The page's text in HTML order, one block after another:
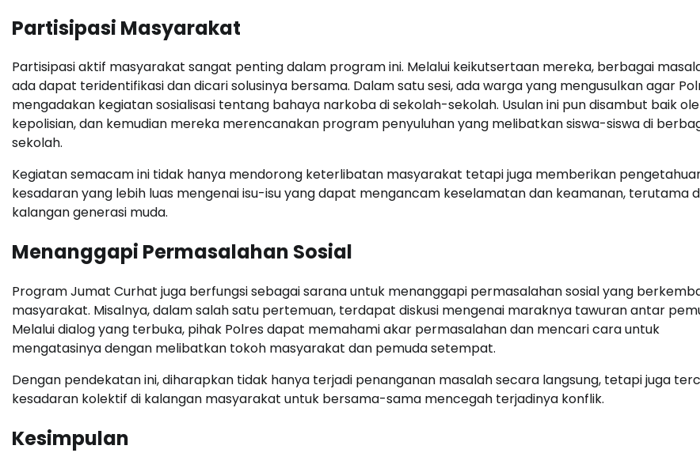
Partisipasi Masyarakat
Partisipasi aktif masyarakat sangat penting dalam program ini. Melalui keikutsertaan mereka, berbagai
ada dapat teridentifikasi dan dicari solusinya bersama. Dalam satu sesi, ada warga yang mengusulkan agar
mengadakan kegiatan sosialisasi tentang bahaya narkoba di sekolah-sekolah. Usulan ini pun disambut baik
kepolisian, dan kemudian mereka merencanakan program penyuluhan yang melibatkan siswa-siswa di
sekolah.
Kegiatan semacam ini tidak hanya mendorong keterlibatan masyarakat tetapi juga memberikan
kesadaran yang lebih luas mengenai isu-isu yang dapat mengancam keselamatan dan keamanan, terutama
kalangan generasi muda.
Menanggapi Permasalahan Sosial
Program Jumat Curhat juga berfungsi sebagai sarana untuk menanggapi permasalahan sosial yang
masyarakat. Misalnya, dalam salah satu pertemuan, terdapat diskusi mengenai maraknya tawuran antar
Melalui dialog yang terbuka, pihak Polres dapat memahami akar permasalahan dan mencari cara untuk
mengatasinya dengan melibatkan tokoh masyarakat dan pemuda setempat.
Dengan pendekatan ini, diharapkan tidak hanya terjadi penanganan masalah secara langsung, tetapi juga
kesadaran kolektif di kalangan masyarakat untuk bersama-sama mencegah terjadinya konflik.
Kesimpulan